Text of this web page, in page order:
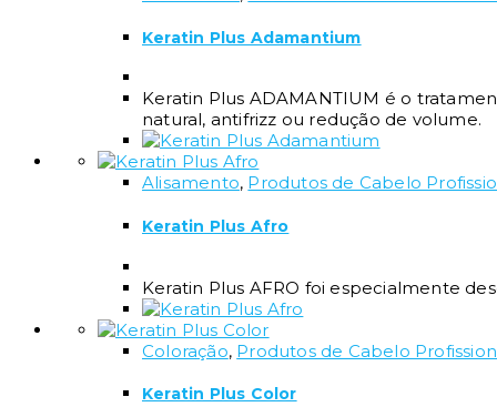
Keratin Plus Adamantium
Keratin Plus ADAMANTIUM é o
natural, antifrizz ou redução de volume.
Alisamento, Produtos de Cabelo
Keratin Plus Afro
Keratin Plus AFRO foi especialmente
Coloração, Produtos de Cabelo
Keratin Plus Color